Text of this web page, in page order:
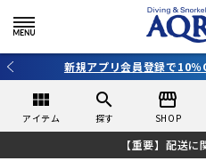
新規アプリ会員登録で10
view_module
アイテム
search
探す
storefront
SHOP
【重要】配送